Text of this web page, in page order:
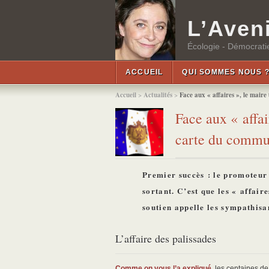
Écologie -
ACCUEIL QUI SOMMES NOUS ?
Accueil > Actualités > Face aux « affaires », le
Face aux «
carte du
Premier succès : le
sortant. C’est que les «
soutien appelle les
L’affaire des palissades